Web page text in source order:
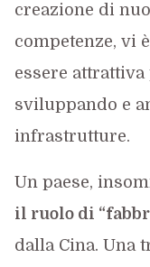
creazione di
competenze, vi
essere
sviluppando e
infrastrutture.
Un paese,
il ruolo di
dalla Cina. Una